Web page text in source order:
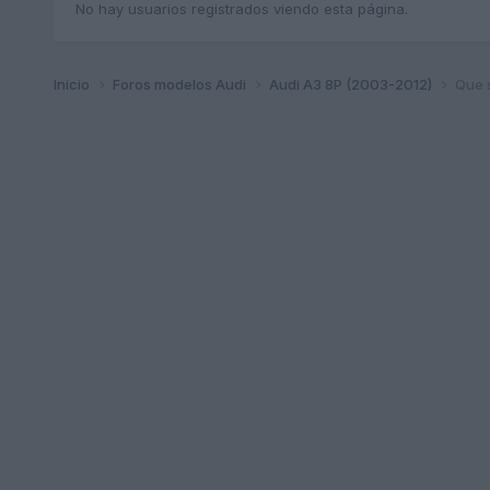
No hay usuarios registrados viendo esta página.
Inicio Foros modelos Audi Audi A3 8P (2003-2012)